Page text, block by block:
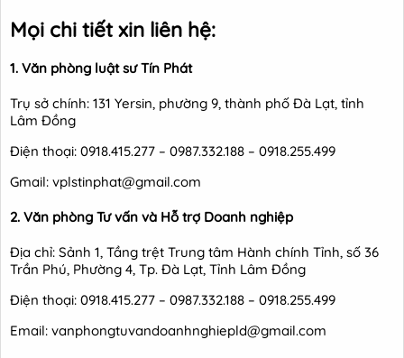
Mọi chi tiết xin liên hệ:
1. Văn phòng luật sư Tín Phát
Trụ sở chính: 131 Yersin, phường 9, thành phố Đà Lạt, tỉnh
Lâm Đồng
Điện thoại: 0918.415.277 – 0987.332.188 – 0918.255.499
Gmail: vplstinphat@gmail.com
2. Văn phòng Tư vấn và Hỗ trợ Doanh nghiệp
Địa chỉ: Sảnh 1, Tầng trệt Trung tâm Hành chính Tỉnh, số 36
Trần Phú, Phường 4, Tp. Đà Lạt, Tỉnh Lâm Đồng
Điện thoại: 0918.415.277 – 0987.332.188 – 0918.255.499
Email: vanphongtuvandoanhnghiepld@gmail.com